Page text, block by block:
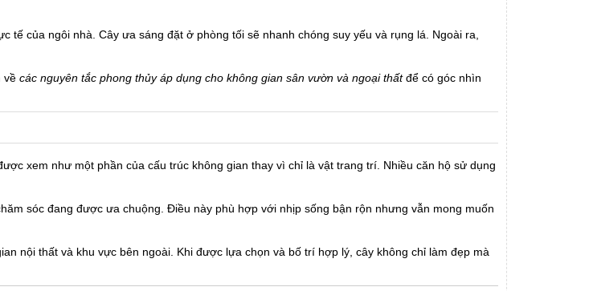
của ngôi nhà. Cây ưa sáng đặt ở phòng tối sẽ nhanh chóng suy yếu và rụng lá. Ngoài ra,
về các nguyên tắc phong thủy áp dụng cho không gian sân vườn và ngoại thấtđể có góc nhìn
xem như một phần của cấu trúc không gian thay vì chỉ là vật trang trí. Nhiều căn hộ sử dụng
sóc đang được ưa chuộng. Điều này phù hợp với nhịp sống bận rộn nhưng vẫn mong muốn
nội thất và khu vực bên ngoài. Khi được lựa chọn và bố trí hợp lý, cây không chỉ làm đẹp mà